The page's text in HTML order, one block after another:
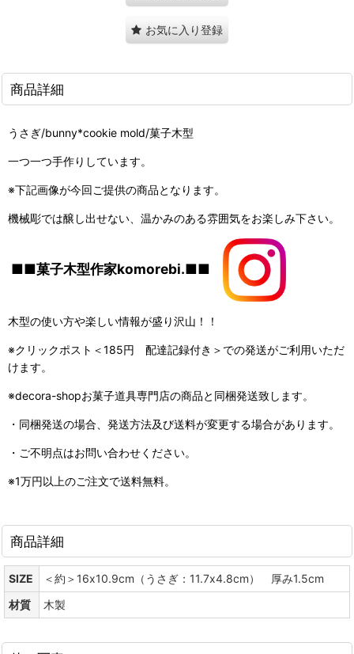
お気に入り登録
商品詳細
うさぎ/bunny*cookie mold/菓子木型
一つ一つ手作りしています。
※下記画像が今回ご提供の商品となります。
機械彫では醸し出せない、温かみのある雰囲気をお楽しみ下さい。
■■菓子木型作家komorebi.■■
木型の使い方や楽しい情報が盛り沢山！！
※クリックポスト＜185円 配達記録付き＞での発送がご利用いただ
けます。
※decora-shopお菓子道具専門店の商品と同梱発送致します。
・同梱発送の場合、発送方法及び送料が変更する場合があります。
・ご不明点はお問い合わせください。
※1万円以上のご注文で送料無料。
商品詳細
SIZE
＜約＞16x10.9cm（うさぎ：11.7x4.8cm） 厚み1.5cm
材質
木製